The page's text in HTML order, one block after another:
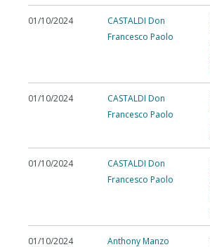
01/10/2024
CASTALDI Don
Francesco Paolo
01/10/2024
CASTALDI Don
Francesco Paolo
01/10/2024
CASTALDI Don
Francesco Paolo
01/10/2024 Anthony Manzo